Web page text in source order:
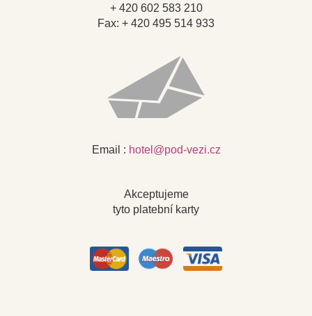
+ 420 602 583 210
Fax: + 420 495 514 933
Email : hotel@pod-vezi.cz
Akceptujeme
tyto platební karty